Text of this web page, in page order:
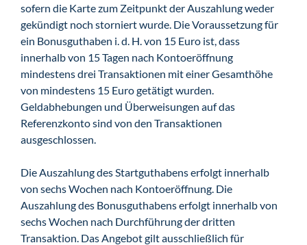
sofern die Karte zum Zeitpunkt der Auszahlung weder
gekündigt noch storniert wurde. Die Voraussetzung für
ein Bonusguthaben i. d. H. von 15 Euro ist, dass
innerhalb von 15 Tagen nach Kontoeröffnung
mindestens drei Transaktionen mit einer Gesamthöhe
von mindestens 15 Euro getätigt wurden.
Geldabhebungen und Überweisungen auf das
Referenzkonto sind von den Transaktionen
ausgeschlossen.
Die Auszahlung des Startguthabens erfolgt innerhalb
von sechs Wochen nach Kontoeröffnung. Die
Auszahlung des Bonusguthabens erfolgt innerhalb von
sechs Wochen nach Durchführung der dritten
Transaktion. Das Angebot gilt ausschließlich für